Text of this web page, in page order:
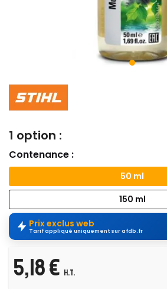
1 option :
Contenance :
50 ml
150 ml
Prix exclus web
Tarif appliqué uniquement sur afdb.fr
5,18 € H.T.